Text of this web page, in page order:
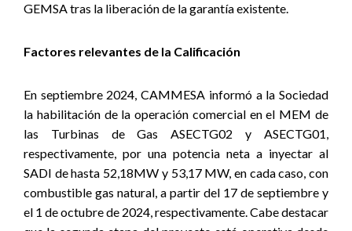
GEMSA tras la liberación de la garantía existente.
Factores relevantes de la Calificación
En septiembre 2024, CAMMESA informó a la Sociedad
la habilitación de la operación comercial en el MEM de
las Turbinas de Gas ASECTG02 y ASECTG01,
respectivamente, por una potencia neta a inyectar al
SADI de hasta 52,18MW y 53,17 MW, en cada caso, con
combustible gas natural, a partir del 17 de septiembre y
el 1 de octubre de 2024, respectivamente. Cabe destacar